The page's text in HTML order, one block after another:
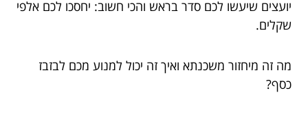
יועצים שיעשו לכם סדר בראש והכי חשוב: יחסכו לכם אלפי
שקלים.
מה זה מיחזור משכנתא ואיך זה יכול למנוע מכם לבזבז
כסף?